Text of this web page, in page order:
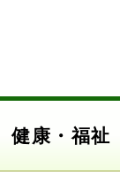
健康・福祉